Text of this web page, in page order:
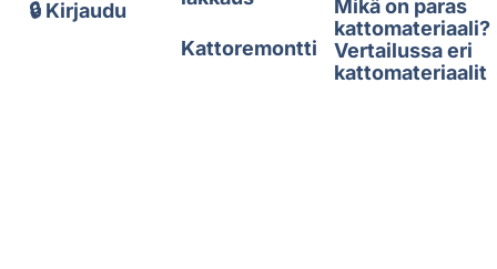
🔒 Kirjaudu
Kattoremontti
Mikä on paras
kattomateriaali?
Vertailussa eri
kattomateriaalit